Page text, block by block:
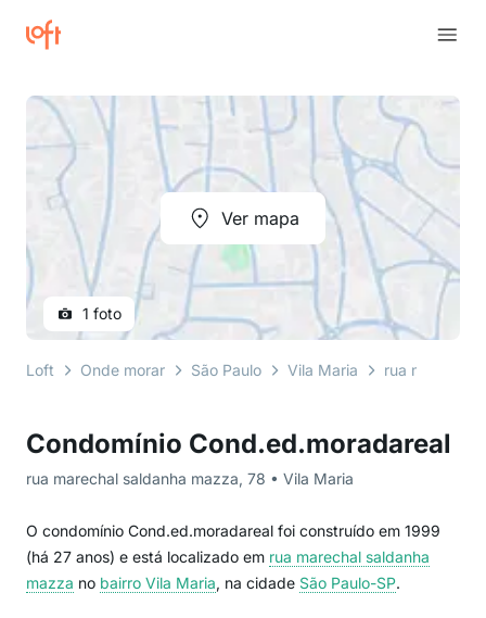
Condomínio Cond.ed.moradareal
rua marechal saldanha mazza, 78 • Vila Maria
O condomínio Cond.ed.moradareal foi construído em 1999
(há 27 anos) e está localizado em rua marechal saldanha
mazza no bairro Vila Maria, na cidade São Paulo-SP.
Ver mapa
1 foto
Loft Onde morar São Paulo Vila Maria rua marechal